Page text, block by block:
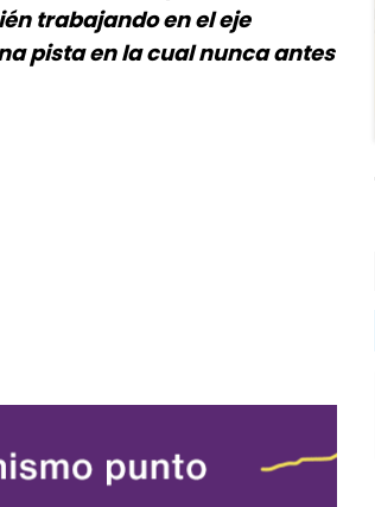
trabajando en el eje
pista en la cual nunca antes